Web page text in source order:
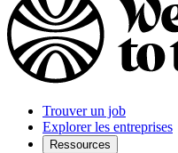
Trouver un job
Explorer les entreprises
Ressources